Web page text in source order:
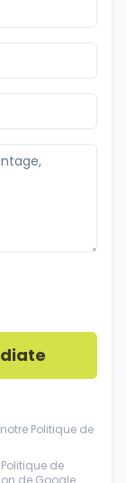
Politique de
Politique de
de Google